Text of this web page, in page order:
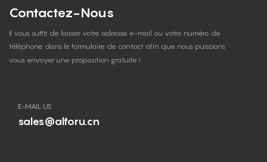
Contactez-Nous
Il vous suffit de laisser votre adresse e-mail ou votre numéro de
téléphone dans le formulaire de contact afin que nous puissions
vous envoyer une proposition gratuite !
E-MAIL US
sales@alforu.cn